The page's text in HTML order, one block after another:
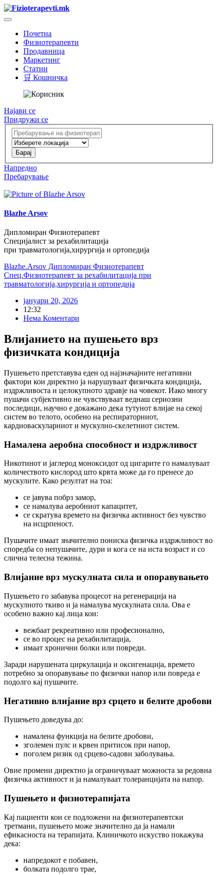
Почетна
Физиотерапевти
Продавница
Маркетинг
Статии
🛒 Кошничка
Најави се
Придружи се
Напредно
Пребарување
Blazhe Arsov
Дипломиран Физиотерапевт
Специјалист за рехабилитација
при травматологија,хирургија и ортопедија
Blazhe.Arsov Дипломиран Физиотерапевт
Спец.Физиотерапевт за рехабилитација при
травматологија,хирургија и ортопедија
јануари 20, 2026
12:32
Нема Коментари
Влијанието на пушењето врз
физичката кондиција
Пушењето претставува еден од најзначајните негативни
фактори кои директно ја нарушуваат физичката кондиција,
издржливоста и целокупното здравје на човекот. Иако многу
пушачи субјективно не чувствуваат веднаш сериозни
последици, научно е докажано дека тутунот влијае на секој
систем во телото, особено на респираторниот,
кардиоваскуларниот и мускулно-скелетниот систем.
Намалена аеробна способност и издржливост
Никотинот и јаглерод моноксидот од цигарите го намалуваат
количеството кислород што крвта може да го пренесе до
мускулите. Како резултат на тоа:
се јавува побрз замор,
се намалува аеробниот капацитет,
се скратува времето на физичка активност без чувство
на исцрпеност.
Пушачите имаат значително пониска физичка издржливост во
споредба со непушачите, дури и кога се на иста возраст и со
слична телесна тежина.
Влијание врз мускулната сила и опоравувањето
Пушењето го забавува процесот на регенерација на
мускулното ткиво и ја намалува мускулната сила. Ова е
особено важно кај лица кои:
вежбаат рекреативно или професионално,
се во процес на рехабилитација,
имаат хронични болки или повреди.
Заради нарушената циркулација и оксигенација, времето
потребно за опоравување по физички напор или повреда е
подолго кај пушачите.
Негативно влијание врз срцето и белите дробови
Пушењето доведува до:
намалена функција на белите дробови,
зголемен пулс и крвен притисок при напор,
поголем ризик од срцево-садови заболувања.
Овие промени директно ја ограничуваат можноста за редовна
физичка активност и ја намалуваат толеранцијата на напор.
Пушењето и физиотерапијата
Кај пациенти кои се подложени на физиотерапевтски
третмани, пушењето може значително да ја намали
ефикасноста на терапијата. Клиничкото искуство покажува
дека:
напредокот е побавен,
болката подолго трае,